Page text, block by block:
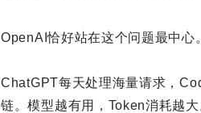
OpenAI恰好站在这个问题最中心
ChatGPT每天处理海量请求，
链。模型越有用，Token消耗越